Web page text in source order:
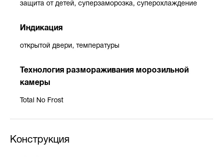
защита от детей, суперзаморозка, суперохлаждение
Индикация
открытой двери, температуры
Технология размораживания морозильной
камеры
Total No Frost
Конструкция